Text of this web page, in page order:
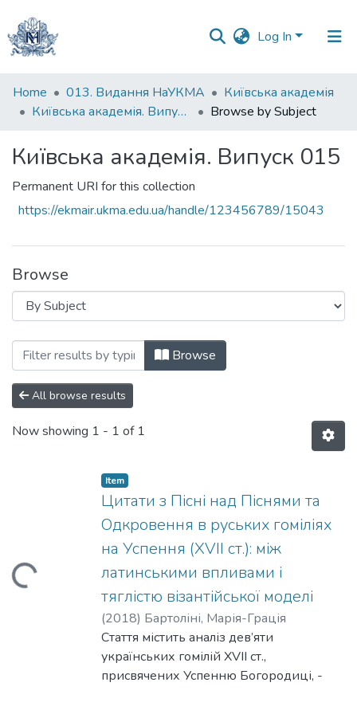
Log In
Communities
&
All of DSpace
Home 013. Видання НаУКМА
Київська академія
Київська академія. Випуск 015
Browse by Subject
Київська академія. Випуск 015
Permanent URI for this collection
https://ekmair.ukma.edu.ua/handle/123456789/15043
Browse
Browsing Київська академія. Випуск
Browse
All browse results
Now showing 1 - 1 of 1
Loading...
Item
Цитати з Пісні над Піснями та
Одкровення в руських гоміліях
на Успення (XVII ст.): між
латинськими впливами і
тяглістю візантійської моделі
(2018) Бартоліні, Марія-Грація
Стаття містить аналіз дев’яти
українських гомілій XVII ст.,
присвячених Успенню Богородиці, -